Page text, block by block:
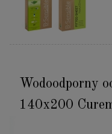
Wodoodporny
140x200